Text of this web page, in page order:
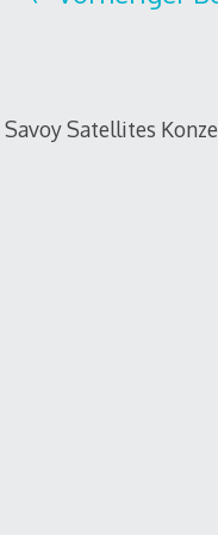
Savoy Satellites